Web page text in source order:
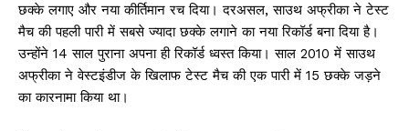
छक्के लगाए और नया कीर्तिमान रच दिया। दरअसल, साउथ अफ्रीका ने टेस्ट
मैच की पहली पारी में सबसे ज्यादा छक्के लगाने का नया रिकॉर्ड बना दिया है।
उन्होंने 14 साल पुराना अपना ही रिकॉर्ड ध्वस्त किया। साल 2010 में साउथ
अफ्रीका ने वेस्टइंडीज के खिलाफ टेस्ट मैच की एक पारी में 15 छक्के जड़ने
का कारनामा किया था।